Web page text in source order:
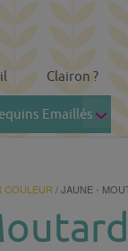
Clairon ?
Emaillés
COULEUR / JAUNE -